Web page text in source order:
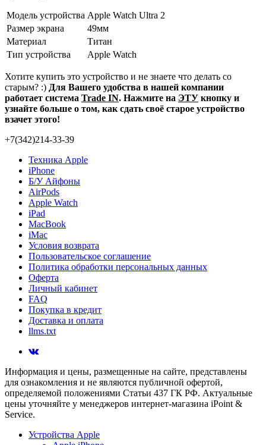
Модель устройства Apple Watch Ultra 2
Размер экрана
49мм
Материал
Титан
Тип устройства
Apple Watch
Хотите купить это устройство и не знаете что делать со
старым? :) Для Вашего удобства в нашей компании
работает система Trade IN. Нажмите на ЭТУ кнопку и
узнайте больше о том, как сдать своё старое устройство
взачет этого!
+7(342)214-33-39
Техника Apple
iPhone
Б/У Айфоны
AirPods
Apple Watch
iPad
MacBook
iMac
Условия возврата
Пользовательское соглашение
Политика обработки персональных данных
Оферта
Личный кабинет
FAQ
Покупка в кредит
Доставка и оплата
llms.txt
Информация и цены, размещенные на сайте, представлены
для ознакомления и не являются публичной офертой,
определяемой положениями Статьи 437 ГК РФ. Актуальные
цены уточняйте у менеджеров интернет-магазина iPoint &
Service.
Устройства Apple